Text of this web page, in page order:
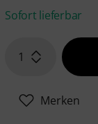
Sofort lieferbar
1
Merken